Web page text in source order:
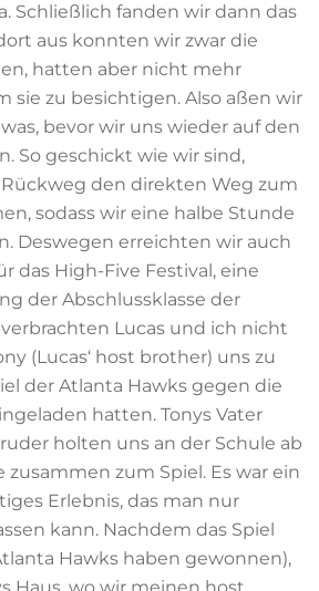
Schließlich fanden wir dann das
aus konnten wir zwar die
hatten aber nicht mehr
sie zu besichtigen. Also aßen wir
bevor wir uns wieder auf den
So geschickt wie wir sind,
den direkten Weg zum
sodass wir eine halbe Stunde
Deswegen erreichten wir auch
das High-Five Festival, eine
der Abschlussklasse der
Lucas und ich nicht
(Lucas‘ host brother) uns zu
der Atlanta Hawks gegen die
hatten. Tonys Vater
holten uns an der Schule ab
zum Spiel. Es war ein
Erlebnis, das man nur
kann. Nachdem das Spiel
Hawks haben gewonnen),